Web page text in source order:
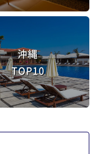
沖縄
TOP10